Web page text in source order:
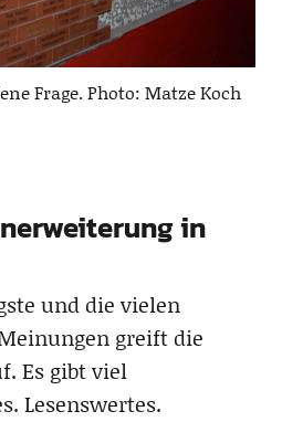
Frage. Photo: Matze Koch
in
und die vielen
greift die
Es gibt viel
Lesenswertes.